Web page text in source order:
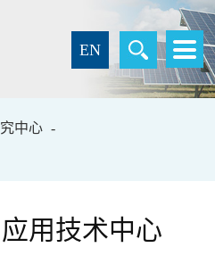
EN
中心 -
用技术中心